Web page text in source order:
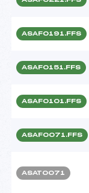
ASAF0191.FFS
ASAF0151.FFS
ASAF0101.FFS
ASAF0071.FFS
ASAT0071